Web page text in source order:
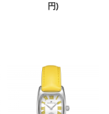
円)